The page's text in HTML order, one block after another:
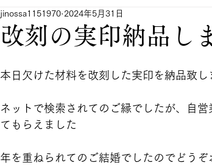
改刻の実印納品し
jinossa1151970 2024年5月31日
本日欠けた材料を改刻した実印を納品致し
ネットで検索されてのご縁でしたが、自
てもらえました
年を重ねられてのご結婚でしたのでどう